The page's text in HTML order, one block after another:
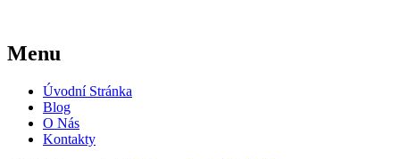
Menu
Úvodní Stránka
Blog
O Nás
Kontakty